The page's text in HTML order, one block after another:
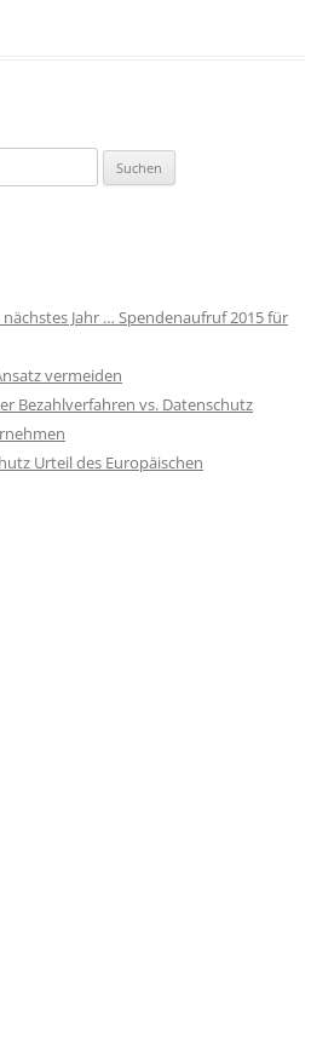
Jahr … Spendenaufruf 2015 für
vermeiden
Bezahlverfahren vs. Datenschutz
Urteil des Europäischen